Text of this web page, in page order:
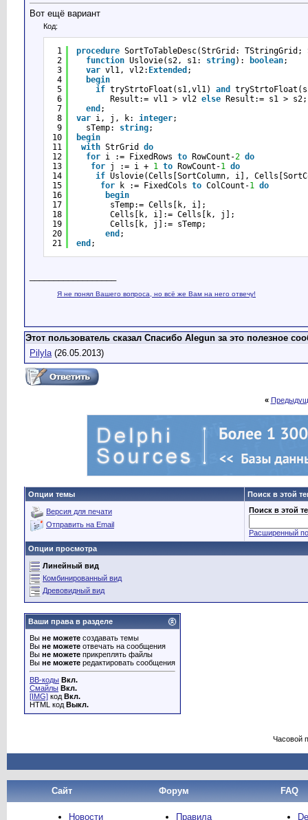
Вот ещё вариант
Код:
1
2
3
4
5
6
7
8
9
10
11
12
13
14
15
16
17
18
19
20
21
procedure SortToTableDesc(StrGrid: TStringGrid;
function Uslovie(s2, s1: string): boolean;
var vl1, vl2: Extended ;
begin
if tryStrtoFloat(s1,vl1) and
Result:= vl1 > vl2 else Result:= s1 > s2;
end ;
var i, j, k: integer;
sTemp: string;
begin
with StrGrid do
for i := FixedRows to RowCount-2 do
for j := i + 1 to RowCount-1
do
if Uslovie(Cells[SortColumn, i],
for
k := FixedCols to ColCount-1
do
begin
sTemp:= Cells[k, i];
Cells[k, i]:= Cells[k, j];
Cells[k, j]:= sTemp;
end ;
end ;
Я не понял Вашего вопроса, но всё же Вам на него отвечу!
Этот пользователь сказал Спасибо Alegun за это полезное
Pilyla(26.05.2013)
«
Опции темы Поиск в этой
Версия для печати
Отправить на Email
Поиск в этой
Расширенный
Опции просмотра
Линейный вид
Комбинированный вид
Древовидный вид
Ваши права в разделе
Вы не можете создавать темы
Вы не можете отвечать на сообщения
Вы не можете прикреплять файлы
Вы не можете редактировать сообщения
BB-коды Вкл.
Смайлы Вкл.
[IMG] код Вкл.
HTML код Выкл.
Часовой
Сайт Форум FAQ
Новости Правила